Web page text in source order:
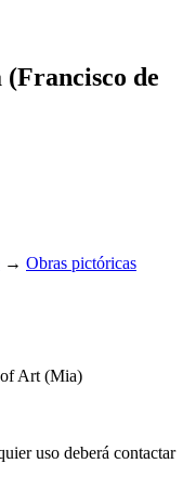
de
→ Obras pictóricas
Art (Mia)
uso deberá contactar